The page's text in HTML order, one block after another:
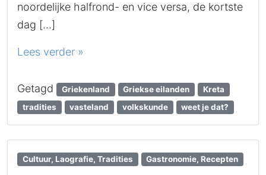
noordelijke halfrond- en vice versa, de kortste
dag […]
Lees verder »
Getagd Griekenland Griekse eilanden
Kreta
tradities
vasteland volkskunde weet je dat?
Cultuur, Laografie, Tradities Gastronomie, Recepten